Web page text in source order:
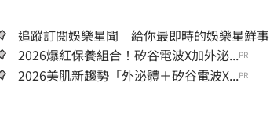
追蹤訂閱娛樂星聞 給你最即時的娛樂星鮮事
2026爆紅保養組合！矽谷電波X加外泌...PR
2026美肌新趨勢「外泌體＋矽谷電波X...PR